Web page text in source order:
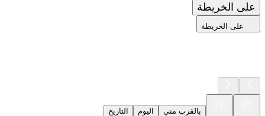
على الخريطة
على الخريطة
بالقرب مني اليوم
التاريخ